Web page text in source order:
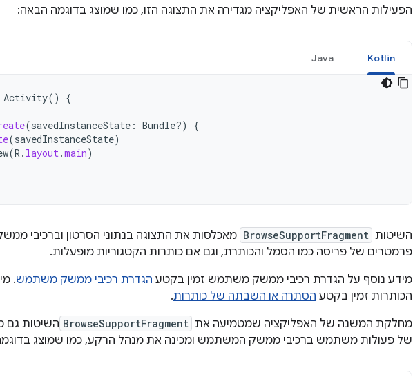
הפעילות הראשית של האפליקציה מגדירה את התצוגה הזו, כמו שמוצג בדוגמה הבאה:
Kotlin
Java
Activity() {
(savedInstanceState : Bundle?)
{
(savedInstanceState)
(R . layout.main)
השיטות BrowseSupportFragment מאכלסות את התצוגה בנתוני הסרטון וברכיבי
פרמטרים של פריסה כמו הסמל והכותרת, וגם אם כותרות הקטגוריות מופעלות.
מידע נוסף על הגדרת רכיבי ממשק משתמש זמין בקטע הגדרת רכיבי ממשק משתמש.
הכותרות זמין בקטע הסתרה או השבתה של כותרות.
מחלקת המשנה של האפליקציה שמטמיעה את BrowseSupportFragment השיטות גם
של פעולות משתמש ברכיבי ממשק המשתמש ומכינה את מנהל הרקע, כמו שמוצג